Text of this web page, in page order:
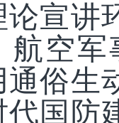
论宣讲
航空
通俗生
代国防